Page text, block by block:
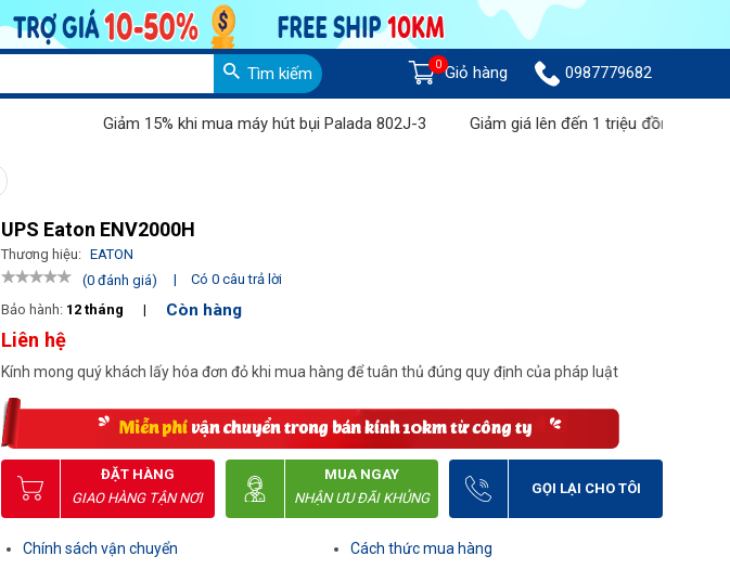
Tìm kiếm 0 Giỏ hàng 0987779682
Giảm 15% khi mua máy hút bụi Palada 802J-3 Giảm giá lên đến 1 triệu đồng khi mua
UPS Eaton ENV2000H
Thương hiệu: EATON
(0 đánh giá)
|
Có 0 câu trả lời
Bảo hành: 12 tháng | Còn hàng
Liên hệ
Kính mong quý khách lấy hóa đơn đỏ khi mua hàng để tuân thủ đúng quy định của pháp luật
ĐẶT HÀNG
GIAO HÀNG TẬN NƠI
MUA NGAY
NHẬN ƯU ĐÃI KHỦNG
GỌI LẠI CHO TÔI
Chính sách vận chuyển
Cách thức mua hàng